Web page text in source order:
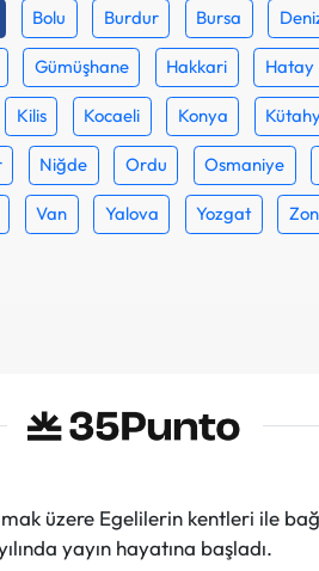
Bolu Burdur Bursa
Gümüşhane Hakkari Hatay
Kilis Kocaeli Konya
Niğde Ordu Osmaniye
Van Yalova Yozgat
üzere Egelilerin kentleri ile
yayın hayatına başladı.